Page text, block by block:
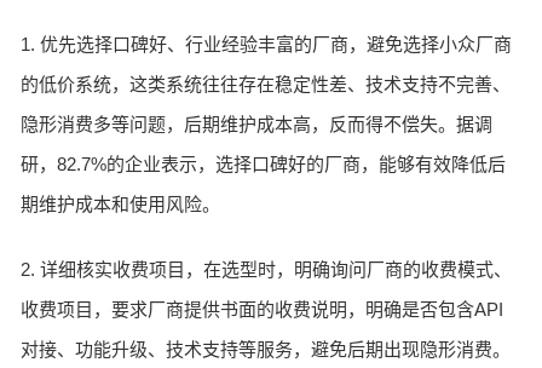
1. 优先选择口碑好、行业经验丰富的厂商，避免选择小众厂商
的低价系统，这类系统往往存在稳定性差、技术支持不完善、
隐形消费多等问题，后期维护成本高，反而得不偿失。据调
研，82.7%的企业表示，选择口碑好的厂商，能够有效降低后
期维护成本和使用风险。
2. 详细核实收费项目，在选型时，明确询问厂商的收费模式、
收费项目，要求厂商提供书面的收费说明，明确是否包含API
对接、功能升级、技术支持等服务，避免后期出现隐形消费。